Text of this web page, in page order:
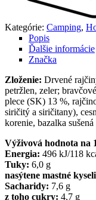
Kategórie: Camping,
Popis
Ďalšie informácie
Značka
Zloženie: Drvené
petržlen, zeler;
plece (SK) 13 %,
siričitý a siričitany),
korenie, bazalka
Výživová hodnota na
Energia: 496 kJ/118
Tuky: 6,0 g
nasýtene mastné
Sacharidy: 7,6 g
z toho cukry: 4,7 g